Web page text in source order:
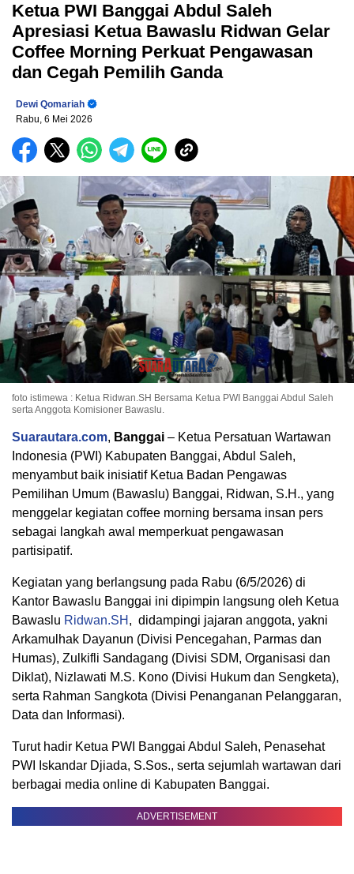
Ketua PWI Banggai Abdul Saleh
Apresiasi Ketua Bawaslu Ridwan Gelar
Coffee Morning Perkuat Pengawasan
dan Cegah Pemilih Ganda
Dewi Qomariah
Rabu, 6 Mei 2026
foto istimewa : Ketua Ridwan.SH Bersama Ketua PWI Banggai Abdul Saleh
serta Anggota Komisioner Bawaslu.
Suarautara.com, Banggai – Ketua Persatuan Wartawan
Indonesia (PWI) Kabupaten Banggai, Abdul Saleh,
menyambut baik inisiatif Ketua Badan Pengawas
Pemilihan Umum (Bawaslu) Banggai, Ridwan, S.H., yang
menggelar kegiatan coffee morning bersama insan pers
sebagai langkah awal memperkuat pengawasan
partisipatif.
Kegiatan yang berlangsung pada Rabu (6/5/2026) di
Kantor Bawaslu Banggai ini dipimpin langsung oleh Ketua
Bawaslu Ridwan.SH , didampingi jajaran anggota, yakni
Arkamulhak Dayanun (Divisi Pencegahan, Parmas dan
Humas), Zulkifli Sandagang (Divisi SDM, Organisasi dan
Diklat), Nizlawati M.S. Kono (Divisi Hukum dan Sengketa),
serta Rahman Sangkota (Divisi Penanganan Pelanggaran,
Data dan Informasi).
Turut hadir Ketua PWI Banggai Abdul Saleh, Penasehat
PWI Iskandar Djiada, S.Sos., serta sejumlah wartawan dari
berbagai media online di Kabupaten Banggai.
ADVERTISEMENT